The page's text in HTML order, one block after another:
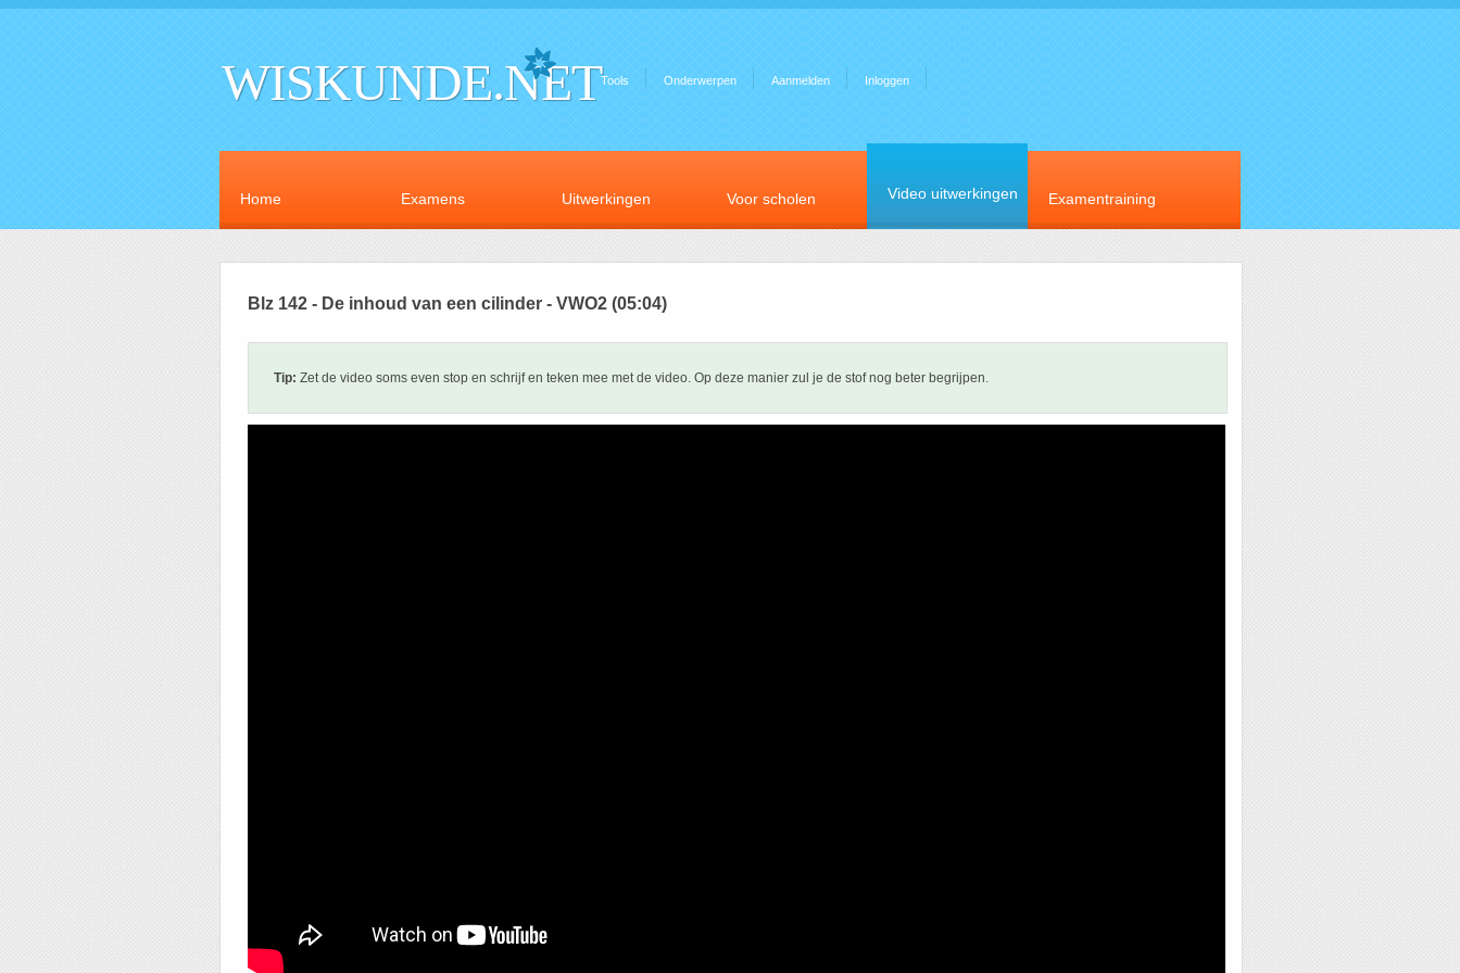
WISKUNDE.NETTools Onderwerpen Aanmelden Inloggen
Home Examens Uitwerkingen Voor scholen Video uitwerkingen Examentraining
Blz 142 - De inhoud van een cilinder - VWO2 (05:04)
Tip: Zet de video soms even stop en schrijf en teken mee met de video. Op deze manier zul je de stof nog beter begrijpen.